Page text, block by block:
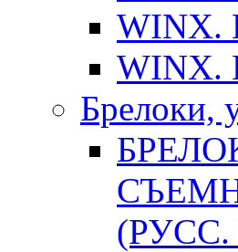
WINX.
WINX.
Брелоки,
(РУСС.